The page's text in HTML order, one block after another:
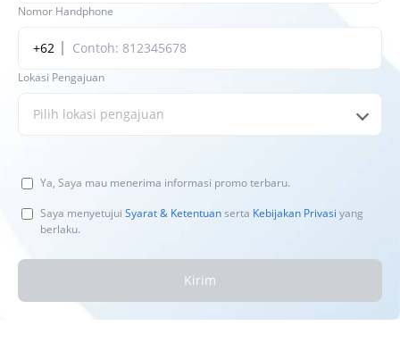
Nomor Handphone
+62
Lokasi Pengajuan
Pilih lokasi pengajuan
Ya, Saya mau menerima informasi promo terbaru.
Saya menyetujui Syarat & Ketentuanserta Kebijakan Privasi yang
berlaku.
Kirim